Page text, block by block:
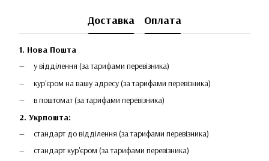
Доставка Оплата
1. Нова Пошта
у відділення (за тарифами перевізника)
кур'єром на вашу адресу (за тарифами перевізника)
в поштомат (за тарифами перевізника)
2. Укрпошта:
стандарт до відділення (за тарифами перевізника)
стандарт кур'єром (за тарифами перевізника)